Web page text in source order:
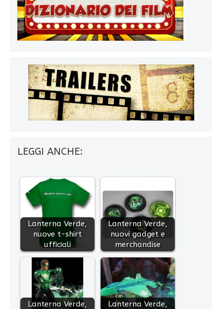
LEGGI ANCHE:
Lanterna Verde,
nuove t-shirt
ufficiali
Lanterna Verde,
nuovi gadget e
merchandise
Lanterna Verde,
Lanterna Verde,